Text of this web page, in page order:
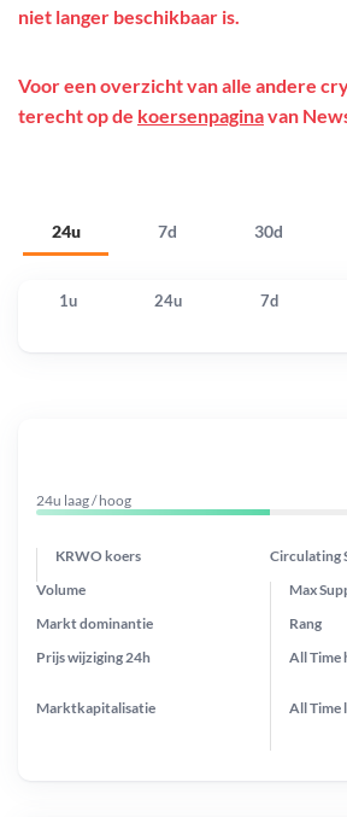
24u 7d 30d
niet langer beschikbaar is.
Voor een overzicht van alle andere
terecht op de koersenpaginavan
1u 24u 7d
24u laag / hoog
KRWO koers Circulating
Prijs wijziging 24h
Max
Markt dominantie
Marktkapitalisatie
Volume
Rang
All Time
All Time